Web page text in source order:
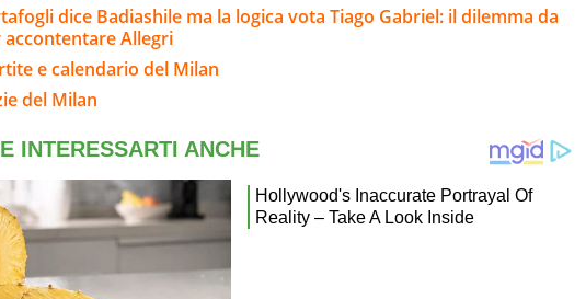
dice Badiashile ma la logica vota Tiago Gabriel: il dilemma da
Allegri
e calendario del Milan
del Milan